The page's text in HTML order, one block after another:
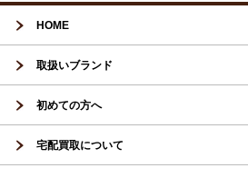
HOME
取扱いブランド
初めての方へ
宅配買取について